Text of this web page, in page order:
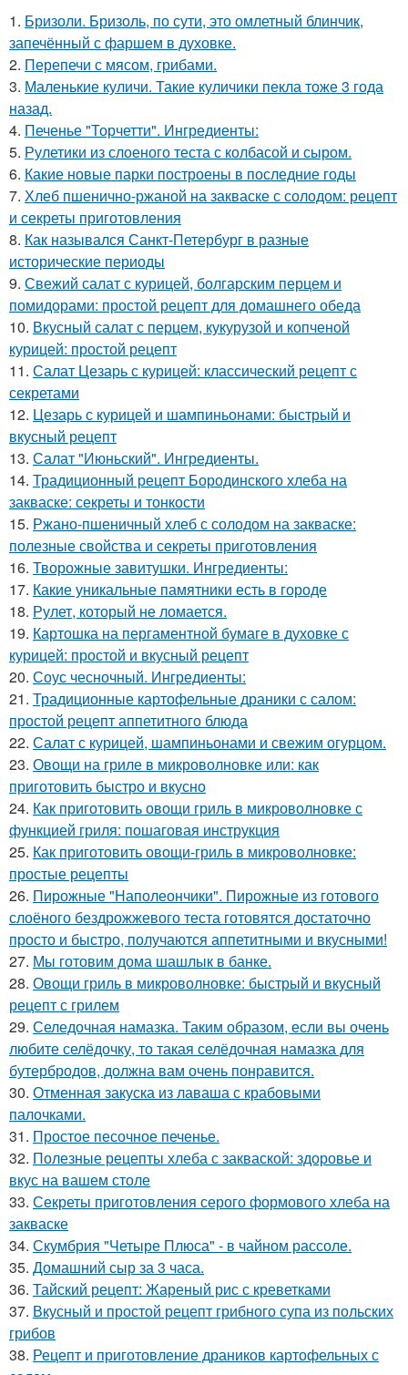
1. Бризоли. Бризоль, по сути, это омлетный блинчик,
запечённый с фаршем в духовке.
2. Перепечи с мясом, грибами.
3. Маленькие куличи. Такие куличики пекла тоже 3 года
назад.
4. Печенье "Торчетти". Ингредиенты:
5. Рулетики из слоеного теста с колбасой и сыром.
6. Какие новые парки построены в последние годы
7. Хлеб пшенично-ржаной на закваске с солодом: рецепт
и секреты приготовления
8. Как назывался Санкт-Петербург в разные
исторические периоды
9. Свежий салат с курицей, болгарским перцем и
помидорами: простой рецепт для домашнего обеда
10. Вкусный салат с перцем, кукурузой и копченой
курицей: простой рецепт
11. Салат Цезарь с курицей: классический рецепт с
секретами
12. Цезарь с курицей и шампиньонами: быстрый и
вкусный рецепт
13. Салат "Июньский". Ингредиенты.
14. Традиционный рецепт Бородинского хлеба на
закваске: секреты и тонкости
15. Ржано-пшеничный хлеб с солодом на закваске:
полезные свойства и секреты приготовления
16. Творожные завитушки. Ингредиенты:
17. Какие уникальные памятники есть в городе
18. Рулет, который не ломается.
19. Картошка на пергаментной бумаге в духовке с
курицей: простой и вкусный рецепт
20. Соус чесночный. Ингредиенты:
21. Традиционные картофельные драники с салом:
простой рецепт аппетитного блюда
22. Салат с курицей, шампиньонами и свежим огурцом.
23. Овощи на гриле в микроволновке или: как
приготовить быстро и вкусно
24. Как приготовить овощи гриль в микроволновке с
функцией гриля: пошаговая инструкция
25. Как приготовить овощи-гриль в микроволновке:
простые рецепты
26. Пирожные "Наполеончики". Пирожные из готового
слоёного бездрожжевого теста готовятся достаточно
просто и быстро, получаются аппетитными и вкусными!
27. Мы готовим дома шашлык в банке.
28. Овощи гриль в микроволновке: быстрый и вкусный
рецепт с грилем
29. Селедочная намазка. Таким образом, если вы очень
любите селёдочку, то такая селёдочная намазка для
бутербродов, должна вам очень понравится.
30. Отменная закуска из лаваша с крабовыми
палочками.
31. Простое песочное печенье.
32. Полезные рецепты хлеба с закваской: здоровье и
вкус на вашем столе
33. Секреты приготовления серого формового хлеба на
закваске
34. Скумбрия "Четыре Плюса" - в чайном рассоле.
35. Домашний сыр за 3 часа.
36. Тайский рецепт: Жареный рис с креветками
37. Вкусный и простой рецепт грибного супа из польских
грибов
38. Рецепт и приготовление драников картофельных с